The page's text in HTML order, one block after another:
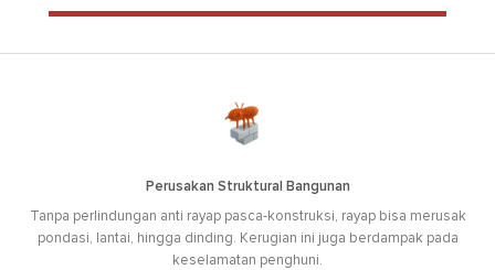
Perusakan Struktural Bangunan
Tanpa perlindungan anti rayap pasca-konstruksi, rayap bisa merusak
pondasi, lantai, hingga dinding. Kerugian ini juga berdampak pada
keselamatan penghuni.